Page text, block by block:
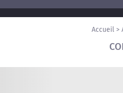
Accueil>